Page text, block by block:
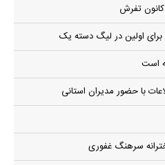
تفرش
اولین در لیگ دسته یک
است
با حضور مدیران استانی
سرهنگ غفوری